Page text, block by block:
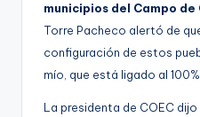
municipios del Campo
Torre Pacheco alertó de
configuración de estos
mío, que está ligado al
La presidenta de COEC dijo